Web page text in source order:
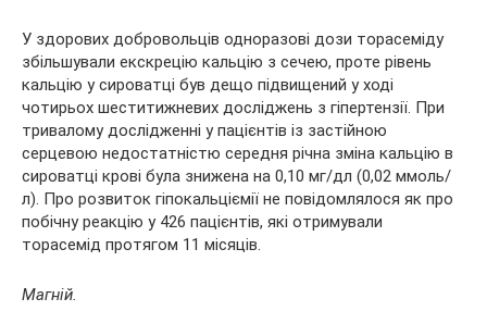
У здорових добровольців одноразові дози торасеміду
збільшували екскрецію кальцію з сечею, проте рівень
кальцію у сироватці був дещо підвищений у ході
чотирьох шеститижневих досліджень з гіпертензії. При
тривалому дослідженні у пацієнтів із застійною
серцевою недостатністю середня річна зміна кальцію в
сироватці крові була знижена на 0,10 мг/дл (0,02 ммоль/
л). Про розвиток гіпокальціємії не повідомлялося як про
побічну реакцію у 426 пацієнтів, які отримували
торасемід протягом 11 місяців.
Магній.